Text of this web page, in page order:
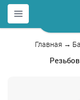
Главная →